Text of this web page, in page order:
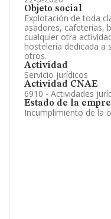
Objeto social
Explotación de toda
asadores, cafeterías,
cualquier otra
hostelería dedicada a
otros.
Actividad
Servicio jurídicos
Actividad CNAE
6910 - Actividades
Estado de la
Incumplimiento de la